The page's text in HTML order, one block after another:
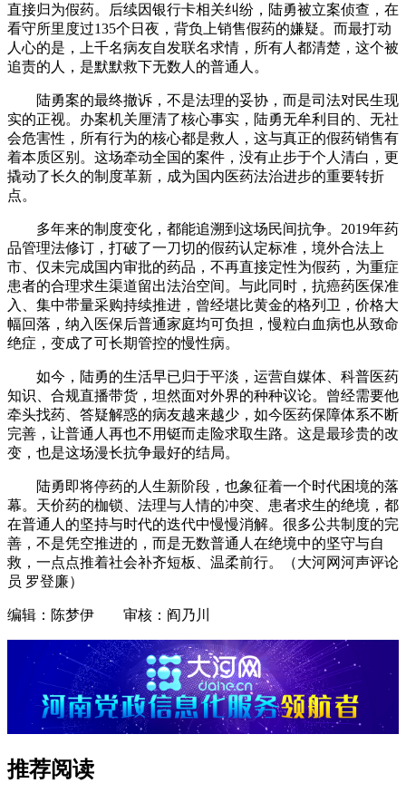
直接归为假药。后续因银行卡相关纠纷，陆勇被立案侦查，在
看守所里度过135个日夜，背负上销售假药的嫌疑。而最打动
人心的是，上千名病友自发联名求情，所有人都清楚，这个被
追责的人，是默默救下无数人的普通人。
陆勇案的最终撤诉，不是法理的妥协，而是司法对民生现
实的正视。办案机关厘清了核心事实，陆勇无牟利目的、无社
会危害性，所有行为的核心都是救人，这与真正的假药销售有
着本质区别。这场牵动全国的案件，没有止步于个人清白，更
撬动了长久的制度革新，成为国内医药法治进步的重要转折
点。
多年来的制度变化，都能追溯到这场民间抗争。2019年药
品管理法修订，打破了一刀切的假药认定标准，境外合法上
市、仅未完成国内审批的药品，不再直接定性为假药，为重症
患者的合理求生渠道留出法治空间。与此同时，抗癌药医保准
入、集中带量采购持续推进，曾经堪比黄金的格列卫，价格大
幅回落，纳入医保后普通家庭均可负担，慢粒白血病也从致命
绝症，变成了可长期管控的慢性病。
如今，陆勇的生活早已归于平淡，运营自媒体、科普医药
知识、合规直播带货，坦然面对外界的种种议论。曾经需要他
牵头找药、答疑解惑的病友越来越少，如今医药保障体系不断
完善，让普通人再也不用铤而走险求取生路。这是最珍贵的改
变，也是这场漫长抗争最好的结局。
陆勇即将停药的人生新阶段，也象征着一个时代困境的落
幕。天价药的枷锁、法理与人情的冲突、患者求生的绝境，都
在普通人的坚持与时代的迭代中慢慢消解。很多公共制度的完
善，不是凭空推进的，而是无数普通人在绝境中的坚守与自
救，一点点推着社会补齐短板、温柔前行。（大河网河声评论
员 罗登廉）
编辑：陈梦伊 审核：阎乃川
推荐阅读